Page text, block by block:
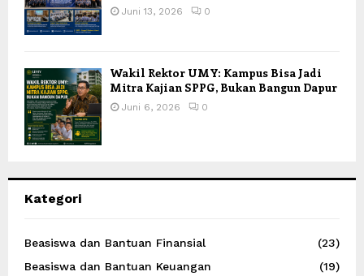
Juni 13, 2026 0
Wakil Rektor UMY: Kampus Bisa Jadi
Mitra Kajian SPPG, Bukan Bangun Dapur
Juni 6, 2026 0
Kategori
Beasiswa dan Bantuan Finansial
(23)
Beasiswa dan Bantuan Keuangan
(19)